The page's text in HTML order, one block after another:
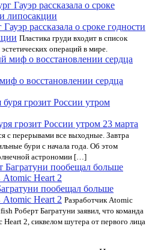
рассказала о сроке годности
Пластика груди входит в список
операций в мире.
о восстановлении сердца
грозит России утром 23 марта
с перерывами все выходные. Завтра
бури с начала года. Об этом
астрономии […]
пообещал больше
Atomic Heart 2 Разработчик Atomic
Роберт Багратуни заявил, что команда
Heart 2, сиквелом шутера от первого лица